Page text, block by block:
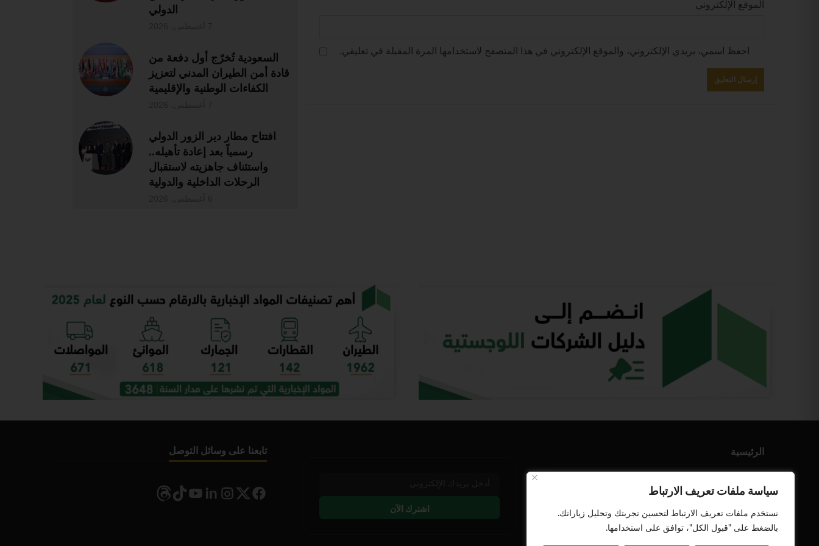
سياسة ملفات تعريف الارتباط
نستخدم ملفات تعريف الارتباط لتحسين تجربتك وتحليل زياراتك.
بالضغط على "قبول الكل"، توافق على استخدامها.
الموقع الإلكتروني
احفظ اسمي، بريدي الإلكتروني، والموقع الإلكتروني في هذا المتصفح لاستخدامها المرة المقبلة في تعليقي.
الدولي
السعودية تُخرّج أول دفعة من
قادة أمن الطيران المدني لتعزيز
الكفاءات الوطنية والإقليمية
افتتاح مطار دير الزور الدولي
رسمياً بعد إعادة تأهيله..
واستئناف جاهزيته لاستقبال
الرحلات الداخلية والدولية
الرئيسية
أعلن معنا
اشترك الآن
تابعنا على وسائل التوصل